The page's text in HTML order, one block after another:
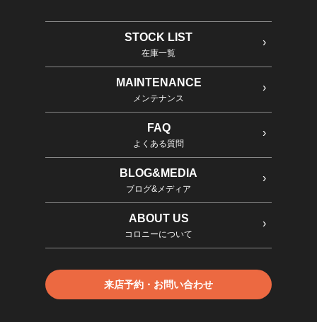
STOCK LIST
在庫一覧
MAINTENANCE
メンテナンス
FAQ
よくある質問
BLOG&MEDIA
ブログ&メディア
ABOUT US
コロニーについて
来店予約・お問い合わせ